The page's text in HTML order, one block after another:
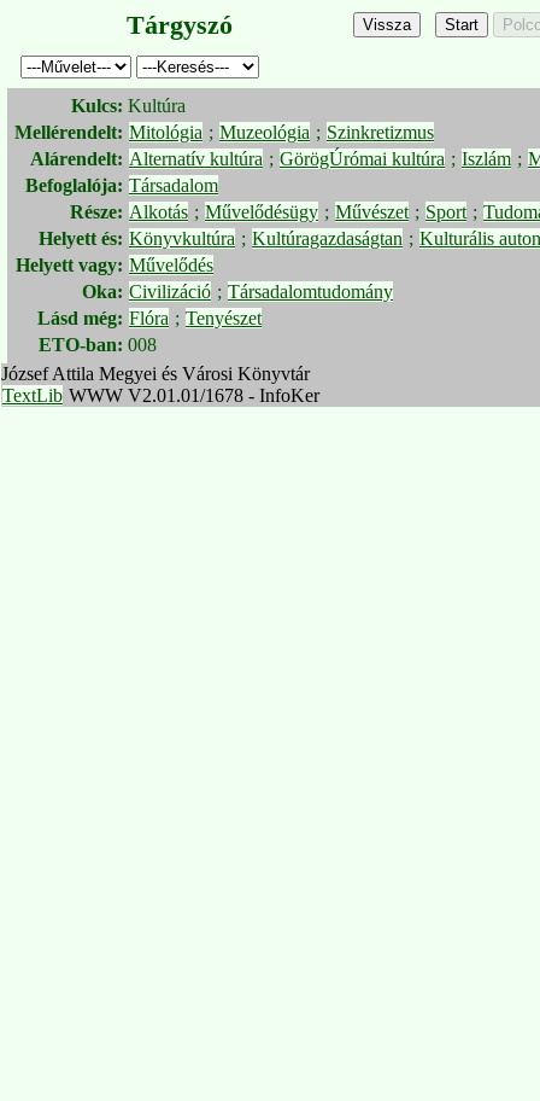
Tárgyszó
Kulcs: Kultúra
Mellérendelt: Mitológia ; Muzeológia ; Szinkretizmus
Alárendelt: Alternatív kultúra ; GörögÚrómai kultúra ; Iszlám ;
Befoglalója: Társadalom
Része: Alkotás ; Művelődésügy ; Művészet ; Sport ;
Helyett és: Könyvkultúra ; Kultúragazdaságtan ; Kulturális
Helyett vagy: Művelődés
Oka: Civilizáció ; Társadalomtudomány
Lásd még: Flóra ; Tenyészet
ETO-ban: 008
József Attila Megyei és Városi Könyvtár
TextLib WWW V2.01.01/1678 - InfoKer